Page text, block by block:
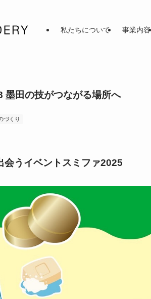
私たちについて 事業内容
墨田の技がつながる場所へ
づくり
会うイベントスミファ2025